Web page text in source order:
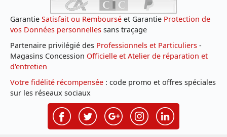
Garantie Satisfait ou Remboursé et Garantie Protection de
vos Données personnelles sans traçage
Partenaire privilégié des Professionnels et Particuliers -
Magasins Concession Officielle et Atelier de réparation et
d'entretien
Votre fidélité récompensée : code promo et offres spéciales
sur les réseaux sociaux